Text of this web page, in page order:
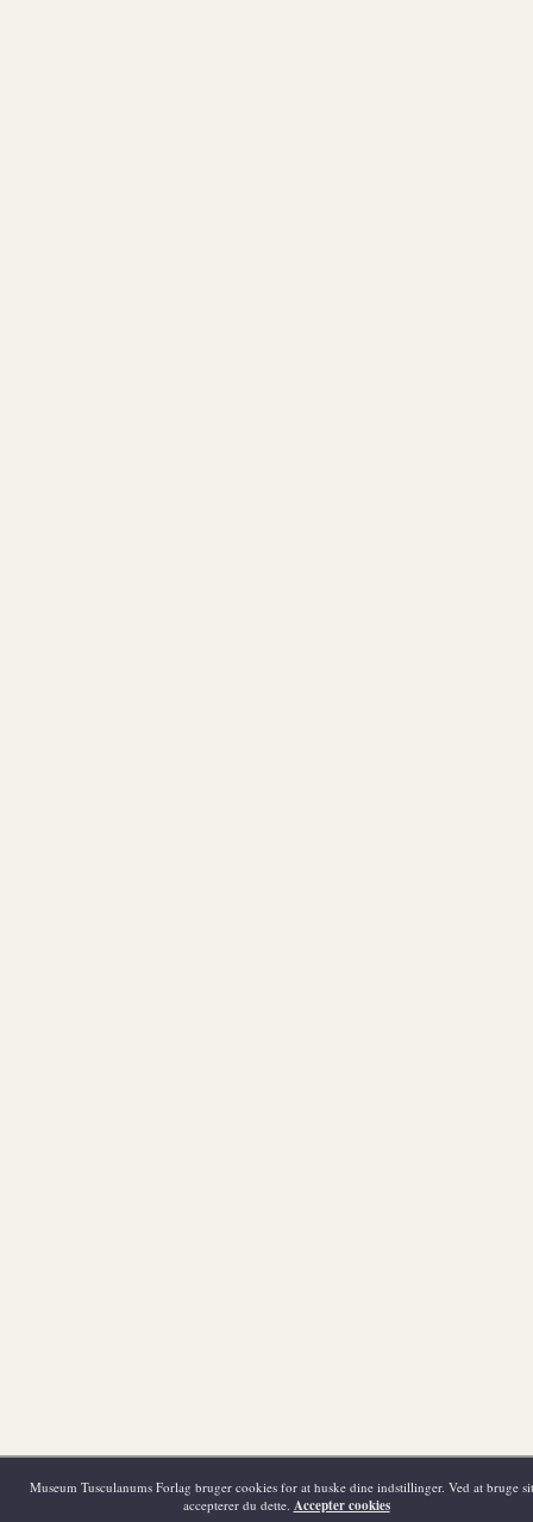
Museum Tusculanums Forlag bruger cookies for at huske dine indstillinger. Ved at bruge
accepterer du dette. Accepter cookies